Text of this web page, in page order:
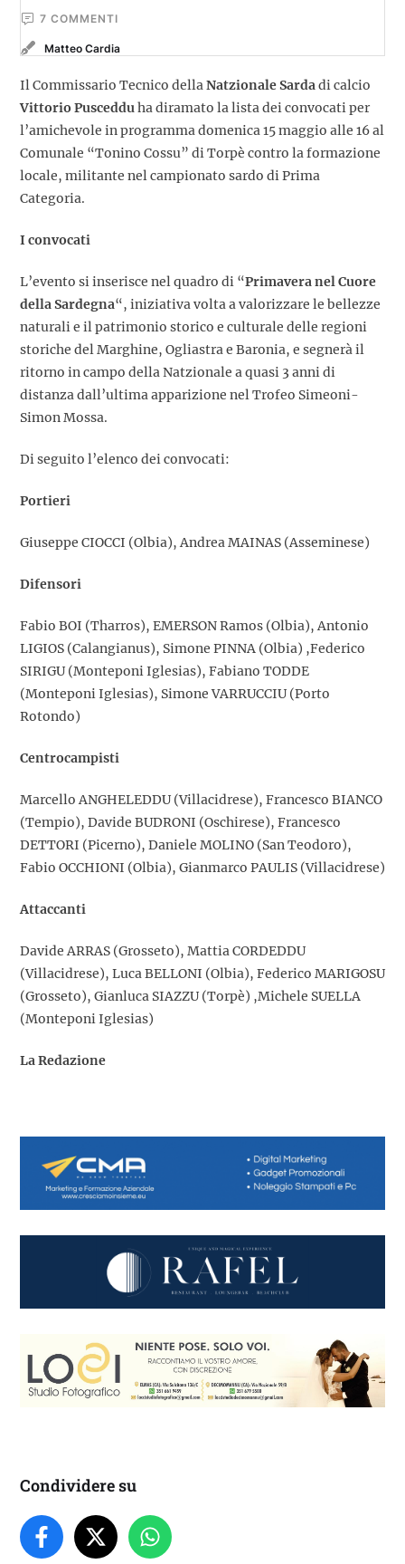
7 COMMENTI
Matteo Cardia
Il Commissario Tecnico dellaNatzionale Sardadi calcio
Vittorio Puscedduha diramato la lista dei convocati per
l’amichevole in programma domenica 15 maggio alle 16 al
Comunale “Tonino Cossu” di Torpè contro la formazione
locale, militante nel campionato sardo di Prima
Categoria.
I convocati
L’evento si inserisce nel quadro di “Primavera nel Cuore
della Sardegna“, iniziativa volta a valorizzare le bellezze
naturali e il patrimonio storico e culturale delle regioni
storiche del Marghine, Ogliastra e Baronia, e segnerà il
ritorno in campo della Natzionale a quasi 3 anni di
distanza dall’ultima apparizione nel Trofeo Simeoni-
Simon Mossa.
Di seguito l’elenco dei convocati:
Portieri
Giuseppe CIOCCI (Olbia), Andrea MAINAS (Asseminese)
Difensori
Fabio BOI (Tharros), EMERSON Ramos (Olbia), Antonio
LIGIOS (Calangianus), Simone PINNA (Olbia) ,Federico
SIRIGU (Monteponi Iglesias), Fabiano TODDE
(Monteponi Iglesias), Simone VARRUCCIU (Porto
Rotondo)
Centrocampisti
Marcello ANGHELEDDU (Villacidrese), Francesco BIANCO
(Tempio), Davide BUDRONI (Oschirese), Francesco
DETTORI (Picerno), Daniele MOLINO (San Teodoro),
Fabio OCCHIONI (Olbia), Gianmarco PAULIS (Villacidrese)
Attaccanti
Davide ARRAS (Grosseto), Mattia CORDEDDU
(Villacidrese), Luca BELLONI (Olbia), Federico MARIGOSU
(Grosseto), Gianluca SIAZZU (Torpè) ,Michele SUELLA
(Monteponi Iglesias)
La Redazione
Condividere su